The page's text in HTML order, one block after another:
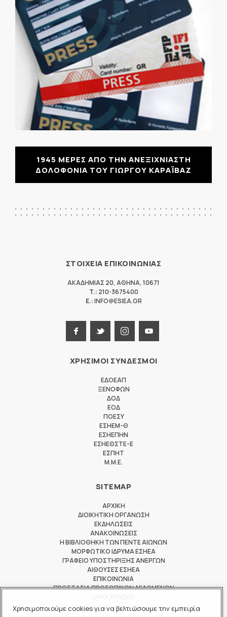
Χρησιμοποιούμε cookies για να βελτιώσουμε την εμπειρία
1945 ΜΕΡΕΣ ΑΠΟ ΤΗΝ ΑΝΕΞΙΧΝΙΑΣΤΗ
ΔΟΛΟΦΟΝΙΑ ΤΟΥ ΓΙΩΡΓΟΥ ΚΑΡΑΪΒΑΖ
ΣΤΟΙΧΕΙΑ ΕΠΙΚΟΙΝΩΝΙΑΣ
ΑΚΑΔΗΜΙΑΣ 20, ΑΘΗΝΑ, 10671
T.: 210-3675400
E.:INFO@ESIEA.GR
ΧΡΗΣΙΜΟΙ ΣΥΝΔΕΣΜΟΙ
ΕΔΟΕΑΠ
ΞΕΝΟΦΩΝ
ΔΟΔ
ΕΟΔ
ΠΟΕΣΥ
ΕΣΗΕΜ-Θ
ΕΣΗΕΠΗΝ
ΕΣΗΕΘΣΤΕ-Ε
ΕΣΠΗΤ
M.M.E.
SITEMAP
ΑΡΧΙΚΗ
ΔΙΟΙΚΗΤΙΚΗ ΟΡΓΑΝΩΣΗ
ΕΚΔΗΛΩΣΕΙΣ
ΑΝΑΚΟΙΝΩΣΕΙΣ
Η ΒΙΒΛΙΟΘΗΚΗ ΤΩΝ ΠΕΝΤΕ ΑΙΩΝΩΝ
ΜΟΡΦΩΤΙΚΟ ΙΔΡΥΜΑ ΕΣΗΕΑ
ΓΡΑΦΕΙΟ ΥΠΟΣΤΗΡΙΞΗΣ ΑΝΕΡΓΩΝ
ΑΙΘΟΥΣΕΣ ΕΣΗΕΑ
ΕΠΙΚΟΙΝΩΝΙΑ
ΠΡΟΣΤΑΣΙΑ ΠΡΟΣΩΠΙΚΩΝ ΔΕΔΟΜΕΝΩΝ